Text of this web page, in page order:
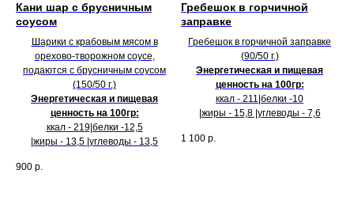
Кани шар с брусничным
соусом
Шарики с крабовым мясом в
орехово-творожном соусе,
подаются с брусничным соусом
(150/50 г.)
Энергетическая и пищевая
ценность на 100гр:
ккал - 219|белки -12,5
|жиры - 13,5 |углеводы - 13,5
900 р.
Гребешок в горчичной
заправке
Гребешок в горчичной заправке
(90/50 г.)
Энергетическая и пищевая
ценность на 100гр:
ккал - 211|белки -10
|жиры - 15,8 |углеводы - 7,6
1 100 р.